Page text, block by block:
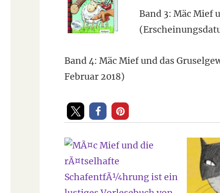
Band 3: Mäc Mief
Band 4: Mäc Mief und das
Februar 2018)